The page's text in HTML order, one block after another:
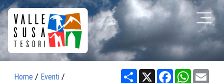
Home / Eventi / Share X Facebook